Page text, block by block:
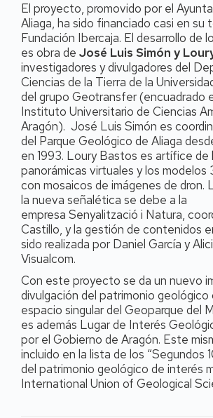
El proyecto, promovido por el
Aliaga, ha sido financiado casi en su
Fundación Ibercaja. El desarrollo de
es obra de José Luis Simón y
investigadores y divulgadores del
Ciencias de la Tierra de la
del grupo Geotransfer (encuadrado
Instituto Universitario de Ciencias
Aragón). José Luis Simón es
del Parque Geológico de Aliaga
en 1993. Loury Bastos es artífice de
panorámicas virtuales y los modelos
con mosaicos de imágenes de dron.
la nueva señalética se debe a la
empresa Senyalització i Natura,
Castillo, y la gestión de contenidos
sido realizada por Daniel García y
Visualcom.
Con este proyecto se da un nuevo
divulgación del patrimonio
espacio singular del Geoparque del
es además Lugar de Interés
por el Gobierno de Aragón. Este
incluido en la lista de los “Segundos
del patrimonio geológico de interés
International Union of Geological